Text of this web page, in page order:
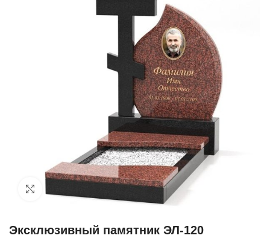
Click to enlarge
Эксклюзивный памятник ЭЛ-120